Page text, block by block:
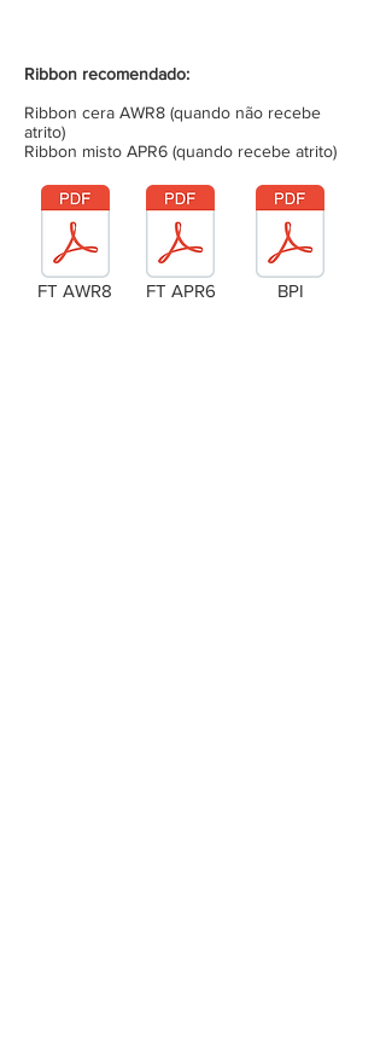
Ribbon recomendado:
Ribbon cera AWR8 (quando não recebe
atrito)
Ribbon misto APR6 (quando recebe atrito)
FT AWR8 FT APR6 BPI